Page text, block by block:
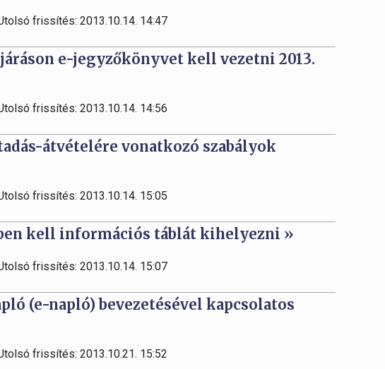
frissítés: 2013.10.14. 14:47
e-jegyzőkönyvet kell vezetni 2013.
frissítés: 2013.10.14. 14:56
átvételére vonatkozó szabályok
frissítés: 2013.10.14. 15:05
kell információs táblát kihelyezni »
frissítés: 2013.10.14. 15:07
(e-napló) bevezetésével kapcsolatos
frissítés: 2013.10.21. 15:52